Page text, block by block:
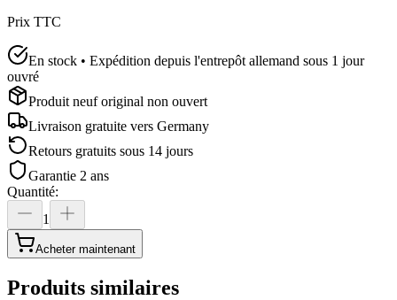
Prix TTC
En stock • Expédition depuis l'entrepôt allemand sous 1 jour
ouvré
Produit neuf original non ouvert
Livraison gratuite vers Germany
Retours gratuits sous 14 jours
Garantie 2 ans
Quantité:
1
Acheter maintenant
Produits similaires